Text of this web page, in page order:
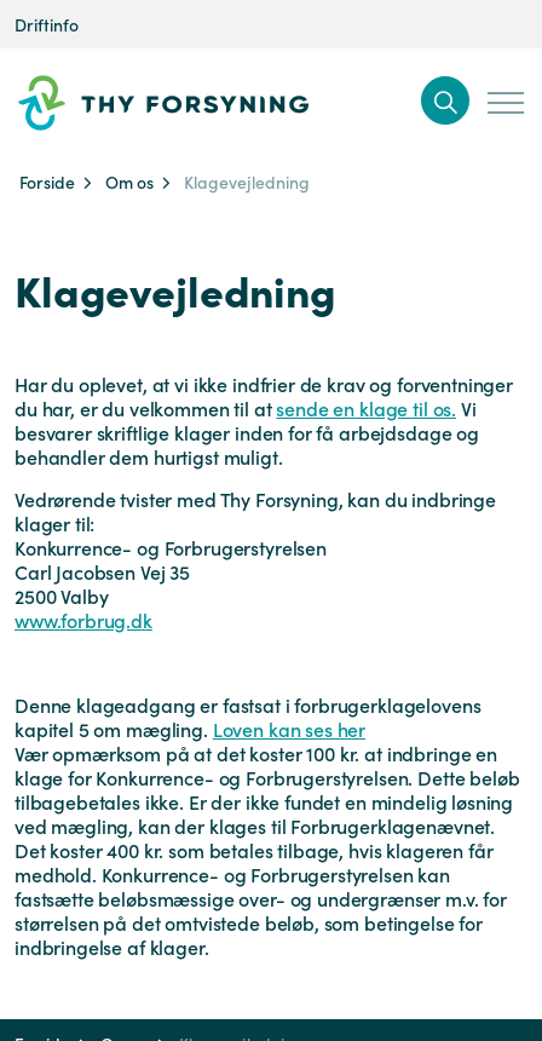
Driftinfo
Forside Om os Klagevejledning
Klagevejledning
Har du oplevet, at vi ikke indfrier de krav og forventninger
du har, er du velkommen til atsende en klage til os. Vi
besvarer skriftlige klager inden for få arbejdsdage og
behandler dem hurtigst muligt.
Vedrørende tvister med Thy Forsyning, kan du indbringe
klager til:
Konkurrence- og Forbrugerstyrelsen
Carl Jacobsen Vej 35
2500 Valby
www.forbrug.dk
Denne klageadgang er fastsat i forbrugerklagelovens
kapitel 5 om mægling. Loven kan ses her
Vær opmærksom på at det koster 100 kr. at indbringe en
klage for Konkurrence- og Forbrugerstyrelsen. Dette beløb
tilbagebetales ikke. Er der ikke fundet en mindelig løsning
ved mægling, kan der klages til Forbrugerklagenævnet.
Det koster 400 kr. som betales tilbage, hvis klageren får
medhold. Konkurrence- og Forbrugerstyrelsen kan
fastsætte beløbsmæssige over- og undergrænser m.v. for
størrelsen på det omtvistede beløb, som betingelse for
indbringelse af klager.